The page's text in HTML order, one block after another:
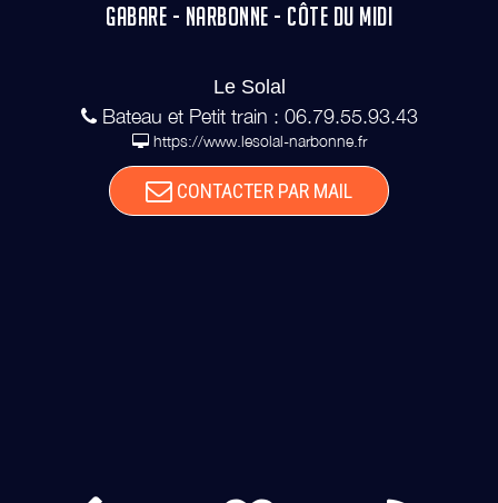
GABARE - NARBONNE - CÔTE DU MIDI
Le Solal
Bateau et Petit train : 06.79.55.93.43
https://www.lesolal-narbonne.fr
CONTACTER PAR MAIL